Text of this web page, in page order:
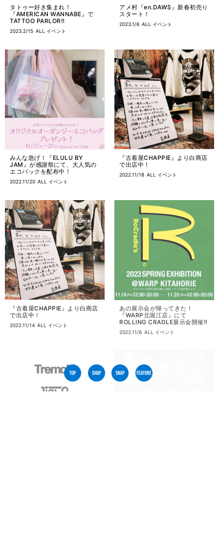
タトゥー好き集まれ！
『AMERICAN WANNABE』で
TATTOO PARLOR‼︎
2023.2/15 ALL イベント
アメ村『en.DAWS』新春初売り
スタート！
2023.1/6 ALL イベント
みんな急げ！『ELULU BY
JAM』が感謝祭にて、大人気の
エコバックを配布中！
2022.11/20 ALL イベント
『古着屋CHAPPIE』より白商店
で出店中！
2022.11/18 ALL イベント
『古着屋CHAPPIE』より白商店
で出店中！
2022.11/14 ALL イベント
あの展示会が帰ってきた！
『WARP北堀江店』にて
ROLLING CRADLE展示会開催‼︎
2022.11/6 ALL イベント